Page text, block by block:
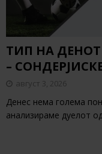
ТИП НА ДЕНОТ
–
август 3, 2026
Денес нема голема
анализираме дуелот